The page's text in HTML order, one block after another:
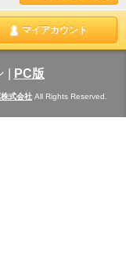
マイアカウント
PC版
式会社 All Rights Reserved.